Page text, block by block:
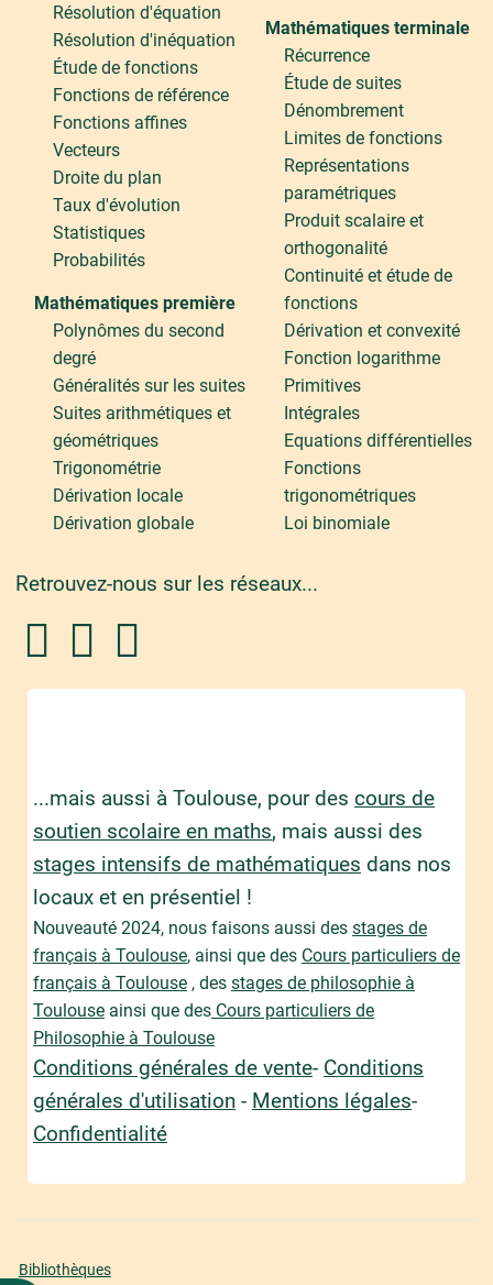
Résolution d'équation
Résolution d'inéquation
Étude de fonctions
Fonctions de référence
Fonctions affines
Vecteurs
Droite du plan
Taux d'évolution
Statistiques
Probabilités
Mathématiques première
Polynômes du second
degré
Généralités sur les suites
Suites arithmétiques et
géométriques
Trigonométrie
Dérivation locale
Dérivation globale
Mathématiques terminale
Récurrence
Étude de suites
Dénombrement
Limites de fonctions
Représentations
paramétriques
Produit scalaire et
orthogonalité
Continuité et étude de
fonctions
Dérivation et convexité
Fonction logarithme
Primitives
Intégrales
Equations différentielles
Fonctions
trigonométriques
Loi binomiale
Retrouvez-nous sur les réseaux...
...mais aussi à Toulouse, pour des cours de
soutien scolaire en maths, mais aussi des
stages intensifs de mathématiques dans nos
locaux et en présentiel !
Nouveauté 2024, nous faisons aussi des stages de
français à Toulouse, ainsi que des Cours particuliers de
français à Toulouse, des stages de philosophie à
Toulouseainsi que desCours particuliers de
Philosophie à Toulouse
Conditions générales de vente- Conditions
générales d'utilisation- Mentions légales-
Confidentialité
Bibliothèques